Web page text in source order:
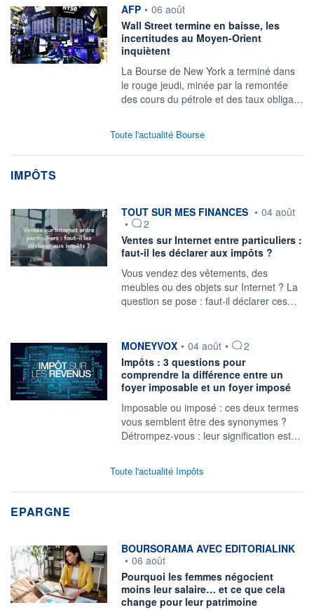
information fournie par
AFP • 06 août
Wall Street termine en baisse, les
incertitudes au Moyen-Orient
inquiètent
La Bourse de New York a terminé dans
le rouge jeudi, minée par la remontée
des cours du pétrole et des taux obliga…
Toute l'actualité Bourse
IMPÔTS
information fournie par
TOUT SUR MES FINANCES • 04 août
•
2
Ventes sur Internet entre particuliers :
faut-il les déclarer aux impôts ?
Vous vendez des vêtements, des
meubles ou des objets sur Internet ? La
question se pose : faut-il déclarer ces…
information fournie par
MONEYVOX • 04 août •
2
Impôts : 3 questions pour
comprendre la différence entre un
foyer imposable et un foyer imposé
Imposable ou imposé : ces deux termes
vous semblent être des synonymes ?
Détrompez-vous : leur signification est…
Toute l'actualité Impôts
EPARGNE
information fournie par
BOURSORAMA AVEC EDITORIALINK
• 06 août
Pourquoi les femmes négocient
moins leur salaire… et ce que cela
change pour leur patrimoine